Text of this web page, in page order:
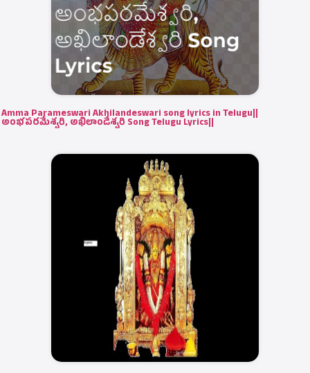
Amma Parameswari Akhilandeswari song lyrics in Telugu||
అంభపరమేశ్వరి, అఖిలాండేశ్వరి Song Telugu Lyrics||